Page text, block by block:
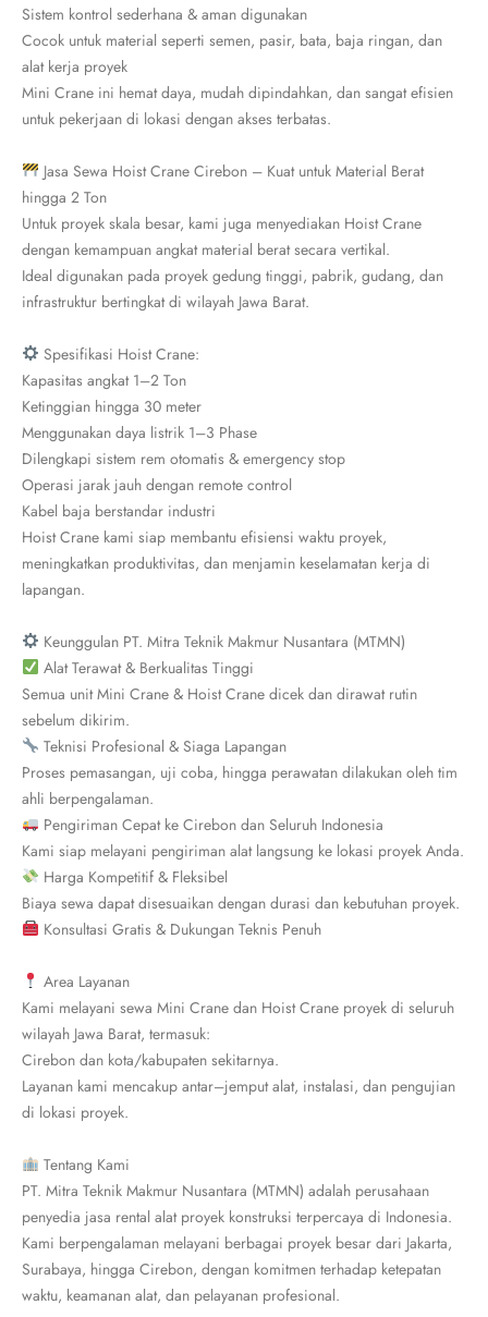
Sistem kontrol sederhana & aman digunakan
Cocok untuk material seperti semen, pasir, bata, baja ringan, dan
alat kerja proyek
Mini Crane ini hemat daya, mudah dipindahkan, dan sangat efisien
untuk pekerjaan di lokasi dengan akses terbatas.
Jasa Sewa Hoist Crane Cirebon – Kuat untuk Material Berat
hingga 2 Ton
Untuk proyek skala besar, kami juga menyediakan Hoist Crane
dengan kemampuan angkat material berat secara vertikal.
Ideal digunakan pada proyek gedung tinggi, pabrik, gudang, dan
infrastruktur bertingkat di wilayah Jawa Barat.
Spesifikasi Hoist Crane:
Kapasitas angkat 1–2 Ton
Ketinggian hingga 30 meter
Menggunakan daya listrik 1–3 Phase
Dilengkapi sistem rem otomatis & emergency stop
Operasi jarak jauh dengan remote control
Kabel baja berstandar industri
Hoist Crane kami siap membantu efisiensi waktu proyek,
meningkatkan produktivitas, dan menjamin keselamatan kerja di
lapangan.
Keunggulan PT. Mitra Teknik Makmur Nusantara (MTMN)
Alat Terawat & Berkualitas Tinggi
Semua unit Mini Crane & Hoist Crane dicek dan dirawat rutin
sebelum dikirim.
Teknisi Profesional & Siaga Lapangan
Proses pemasangan, uji coba, hingga perawatan dilakukan oleh tim
ahli berpengalaman.
Pengiriman Cepat ke Cirebon dan Seluruh Indonesia
Kami siap melayani pengiriman alat langsung ke lokasi proyek Anda.
Harga Kompetitif & Fleksibel
Biaya sewa dapat disesuaikan dengan durasi dan kebutuhan proyek.
Konsultasi Gratis & Dukungan Teknis Penuh
Area Layanan
Kami melayani sewa Mini Crane dan Hoist Crane proyek di seluruh
wilayah Jawa Barat, termasuk:
Cirebon dan kota/kabupaten sekitarnya.
Layanan kami mencakup antar–jemput alat, instalasi, dan pengujian
di lokasi proyek.
Tentang Kami
PT. Mitra Teknik Makmur Nusantara (MTMN) adalah perusahaan
penyedia jasa rental alat proyek konstruksi terpercaya di Indonesia.
Kami berpengalaman melayani berbagai proyek besar dari Jakarta,
Surabaya, hingga Cirebon, dengan komitmen terhadap ketepatan
waktu, keamanan alat, dan pelayanan profesional.